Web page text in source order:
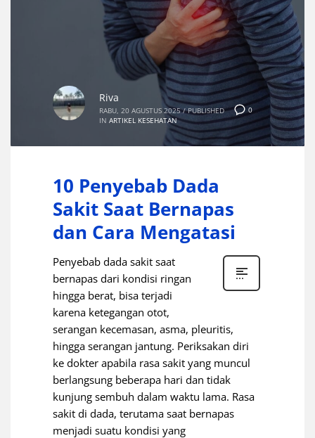
0
Riva
RABU, 20 AGUSTUS 2025 / PUBLISHED
IN ARTIKEL KESEHATAN
10 Penyebab Dada
Sakit Saat Bernapas
dan Cara Mengatasi
Penyebab dada sakit saat
bernapas dari kondisi ringan
hingga berat, bisa terjadi
karena ketegangan otot,
serangan kecemasan, asma, pleuritis,
hingga serangan jantung. Periksakan diri
ke dokter apabila rasa sakit yang muncul
berlangsung beberapa hari dan tidak
kunjung sembuh dalam waktu lama. Rasa
sakit di dada, terutama saat bernapas
menjadi suatu kondisi yang